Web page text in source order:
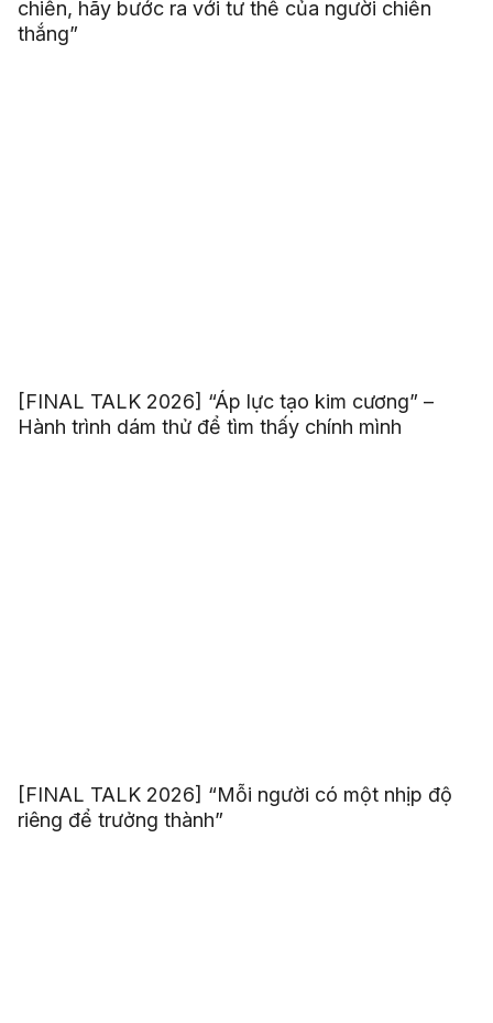
chiến, hãy bước ra với tư thế của người chiến
thắng”
[FINAL TALK 2026] “Áp lực tạo kim cương” –
Hành trình dám thử để tìm thấy chính mình
[FINAL TALK 2026] “Mỗi người có một nhịp độ
riêng để trưởng thành”